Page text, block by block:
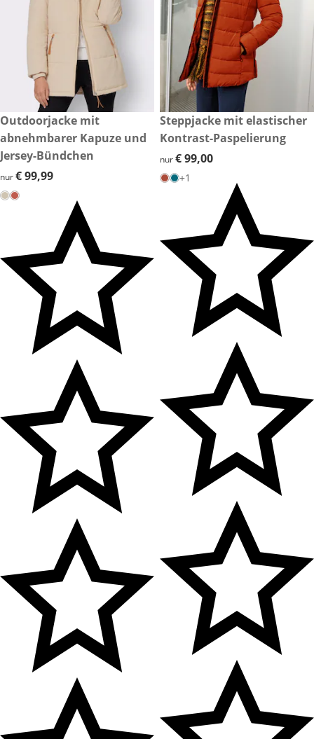
€ 99,99
Outdoorjacke mit
abnehmbarer Kapuze und
Jersey-Bündchen
€ 99,99
nur€ 99,99
€ 99,00
Steppjacke mit elastischer
Kontrast-Paspelierung
€ 99,00
nur€ 99,00
+1